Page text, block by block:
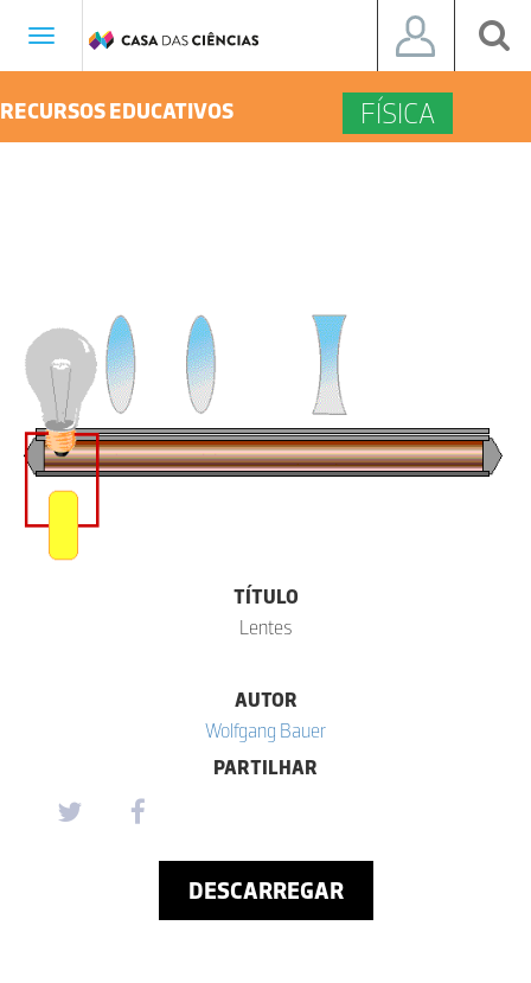
Toggle
RECURSOS EDUCATIVOS FÍSICA
TÍTULO
Lentes
AUTOR
Wolfgang Bauer
PARTILHAR
DESCARREGAR